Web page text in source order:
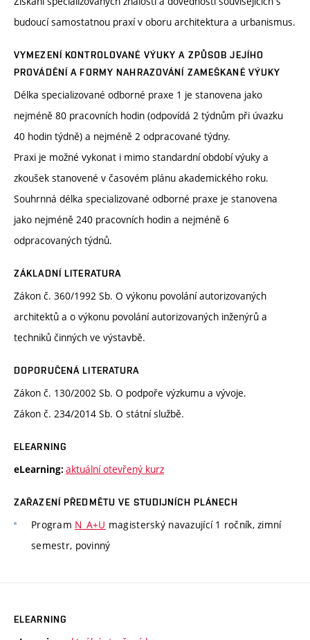
budoucí samostatnou praxí v oboru architektura a urbanismus.
VYMEZENÍ KONTROLOVANÉ VÝUKY A ZPŮSOB JEJÍHO
PROVÁDĚNÍ A FORMY NAHRAZOVÁNÍ ZAMEŠKANÉ VÝUKY
Délka specializované odborné praxe 1 je stanovena jako
nejméně 80 pracovních hodin (odpovídá 2 týdnům při úvazku
40 hodin týdně) a nejméně 2 odpracované týdny.
Praxi je možné vykonat i mimo standardní období výuky a
zkoušek stanovené v časovém plánu akademického roku.
Souhrnná délka specializované odborné praxe je stanovena
jako nejméně 240 pracovních hodin a nejméně 6
odpracovaných týdnů.
ZÁKLADNÍ LITERATURA
Zákon č. 360/1992 Sb. O výkonu povolání autorizovaných
architektů a o výkonu povolání autorizovaných inženýrů a
techniků činných ve výstavbě.
DOPORUČENÁ LITERATURA
Zákon č. 130/2002 Sb. O podpoře výzkumu a vývoje.
Zákon č. 234/2014 Sb. O státní službě.
ELEARNING
eLearning: aktuální otevřený kurz
ZAŘAZENÍ PŘEDMĚTU VE STUDIJNÍCH PLÁNECH
Program N_A+U magisterský navazující 1 ročník, zimní
semestr, povinný
ELEARNING